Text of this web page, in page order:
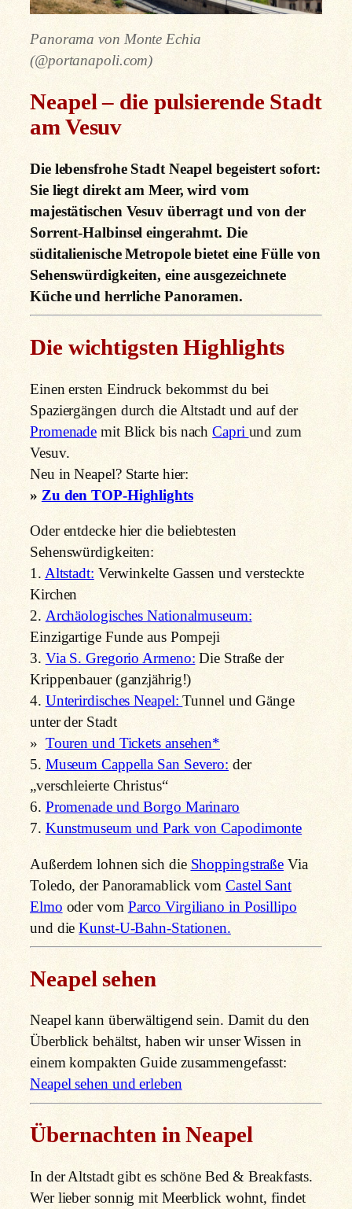
Panorama von Monte Echia
(@portanapoli.com)
Neapel – die pulsierende Stadt
am Vesuv
Die lebensfrohe Stadt Neapel begeistert sofort:
Sie liegt direkt am Meer, wird vom
majestätischen Vesuv überragt und von der
Sorrent-Halbinsel eingerahmt. Die
süditalienische Metropole bietet eine Fülle von
Sehenswürdigkeiten, eine ausgezeichnete
Küche und herrliche Panoramen.
Die wichtigsten Highlights
Einen ersten Eindruck bekommst du bei
Spaziergängen durch die Altstadt und auf der
Promenade mit Blick bis nachCapri und zum
Vesuv.
Neu in Neapel? Starte hier:
» Zu den TOP-Highlights
Oder entdecke hier die beliebtesten
Sehenswürdigkeiten:
1. Altstadt: Verwinkelte Gassen und versteckte
Kirchen
2. Archäologisches Nationalmuseum:
Einzigartige Funde aus Pompeji
3. Via S. Gregorio Armeno: Die Straße der
Krippenbauer (ganzjährig!)
4. Unterirdisches Neapel:Tunnel und Gänge
unter der Stadt
» Touren und Tickets ansehen*
5. Museum Cappella San Severo: der
„verschleierte Christus“
6. Promenade und Borgo Marinaro
7. Kunstmuseum und Park von Capodimonte
Außerdem lohnen sich die Shoppingstraße Via
Toledo, der Panoramablick vom Castel Sant
Elmo oder vom Parco Virgiliano in Posillipo
und dieKunst-U-Bahn-Stationen.
Neapel sehen
Neapel kann überwältigend sein. Damit du den
Überblick behältst, haben wir unser Wissen in
einem kompakten Guide zusammengefasst:
Neapel sehen und erleben
Übernachten in Neapel
In der Altstadt gibt es schöne Bed & Breakfasts.
Wer lieber sonnig mit Meerblick wohnt, findet